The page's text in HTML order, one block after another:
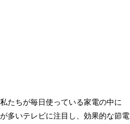
たちが毎日使っている家電の中に
多いテレビに注目し、効果的な節電